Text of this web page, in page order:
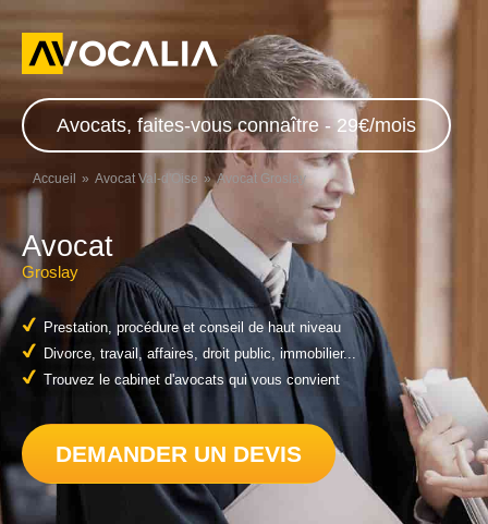
Avocats, faites-vous connaître - 29€/mois
Accueil Avocat Val-d'Oise Avocat Groslay
Avocat
Groslay
Prestation, procédure et conseil de haut niveau
Divorce, travail, affaires, droit public, immobilier...
Trouvez le cabinet d'avocats qui vous convient
DEMANDER UN DEVIS